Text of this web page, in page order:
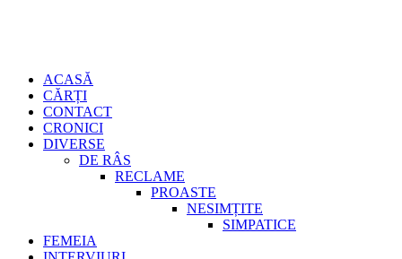
Primary
Menu
ACASĂ
CĂRȚI
CONTACT
CRONICI
DIVERSE
DE RÂS
RECLAME
PROASTE
NESIMȚITE
SIMPATICE
FEMEIA